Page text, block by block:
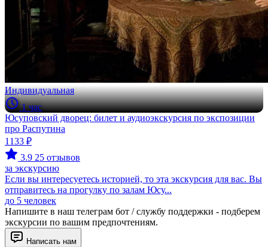
Индивидуальная
1 час
Юсуповский дворец: билет и аудиоэкскурсия по экспозиции
про Распутина
1133 ₽
3.9 25 отзывов
за экскурсию
Если вы интересуетесь историей, то эта экскурсия для вас. Вы
отправитесь на прогулку по залам Юсу...
до 5 человек
Напишите в наш телеграм бот / службу поддержки - подберем
экскурсии по вашим предпочтениям.
Написать нам